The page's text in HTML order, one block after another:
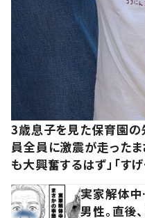
3歳息子を見た保育園の
員全員に激震が走った
も大興奮するはず」「すげ
実家解体
男性。直後